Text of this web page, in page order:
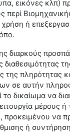
εικόνες κλπ)
ή
διαρκούς
διαθεσιμότητας
της πληρότητας
σε αυτήν
το δικαίωμα να
μέρους
προκειμένου να
ή